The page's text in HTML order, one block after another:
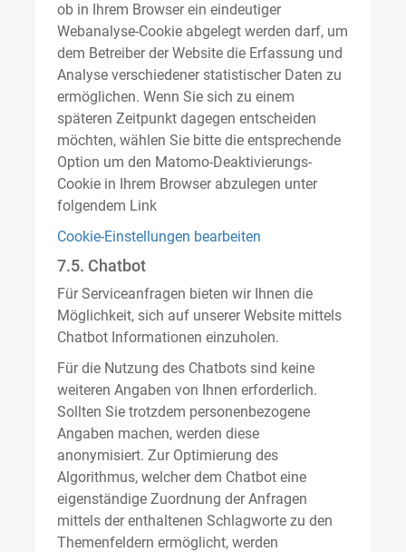
ob in Ihrem Browser ein eindeutiger
Webanalyse-Cookie abgelegt werden darf, um
dem Betreiber der Website die Erfassung und
Analyse verschiedener statistischer Daten zu
ermöglichen. Wenn Sie sich zu einem
späteren Zeitpunkt dagegen entscheiden
möchten, wählen Sie bitte die entsprechende
Option um den Matomo-Deaktivierungs-
Cookie in Ihrem Browser abzulegen unter
folgendem Link
Cookie-Einstellungen bearbeiten
7.5. Chatbot
Für Serviceanfragen bieten wir Ihnen die
Möglichkeit, sich auf unserer Website mittels
Chatbot Informationen einzuholen.
Für die Nutzung des Chatbots sind keine
weiteren Angaben von Ihnen erforderlich.
Sollten Sie trotzdem personenbezogene
Angaben machen, werden diese
anonymisiert. Zur Optimierung des
Algorithmus, welcher dem Chatbot eine
eigenständige Zuordnung der Anfragen
mittels der enthaltenen Schlagworte zu den
Themenfeldern ermöglicht, werden